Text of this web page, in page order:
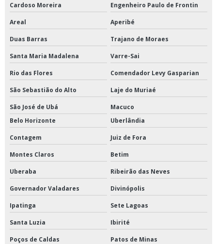
Cardoso Moreira Engenheiro Paulo de Frontin
Areal Aperibé
Duas Barras Trajano de Moraes
Santa Maria Madalena Varre-Sai
Rio das Flores Comendador Levy Gasparian
São Sebastião do Alto Laje do Muriaé
São José de Ubá
Macuco
Belo Horizonte
Uberlândia
Contagem Juiz de Fora
Montes Claros Betim
Uberaba Ribeirão das Neves
Governador Valadares Divinópolis
Ipatinga Sete Lagoas
Santa Luzia Ibirité
Poços de Caldas Patos de Minas